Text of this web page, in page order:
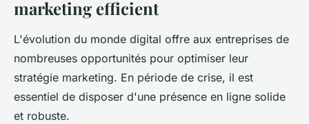
marketing efficient
L'évolution du monde digital offre aux entreprises de
nombreuses opportunités pour optimiser leur
stratégie marketing. En période de crise, il est
essentiel de disposer d'une présence en ligne solide
et robuste.